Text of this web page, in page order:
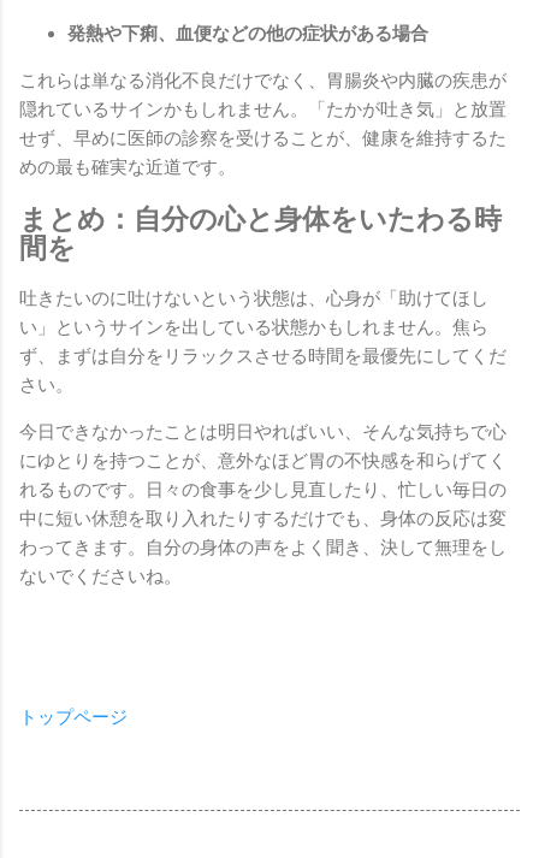
発熱や下痢、血便などの他の症状がある場合
これらは単なる消化不良だけでなく、胃腸炎や内臓の疾患が
隠れているサインかもしれません。「たかが吐き気」と放置
せず、早めに医師の診察を受けることが、健康を維持するた
めの最も確実な近道です。
まとめ：自分の心と身体をいたわる時
間を
吐きたいのに吐けないという状態は、心身が「助けてほし
い」というサインを出している状態かもしれません。焦ら
ず、まずは自分をリラックスさせる時間を最優先にしてくだ
さい。
今日できなかったことは明日やればいい、そんな気持ちで心
にゆとりを持つことが、意外なほど胃の不快感を和らげてく
れるものです。日々の食事を少し見直したり、忙しい毎日の
中に短い休憩を取り入れたりするだけでも、身体の反応は変
わってきます。自分の身体の声をよく聞き、決して無理をし
ないでくださいね。
トップページ